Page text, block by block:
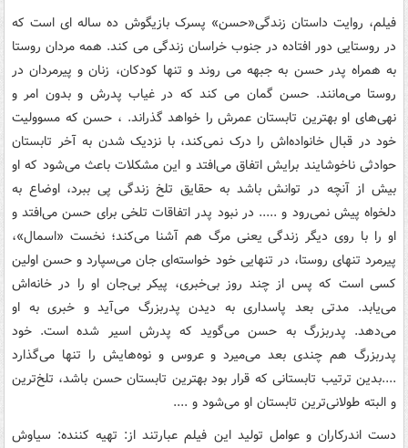
فیلم، روایت داستان زندگی«حسن» پسرک بازیگوش ده ساله ای است که
در روستایی دور افتاده در جنوب خراسان زندگی می کند. همه مردان روستا
به همراه پدر حسن به جبهه می روند و تنها کودکان، زنان و پیرمردان در
روستا می‌مانند. حسن گمان می کند که در غیاب پدرش و بدون امر و
نهی‌های او بهترین تابستان عمرش را خواهد گذراند. ، حسن که مسوولیت
خود در قبال خانواده‌اش را درک نمی‌کند، با نزدیک شدن به آخر تابستان
حوادثی ناخوشایند برایش اتفاق می‌افتد و این مشکلات باعث می‌شود که او
بیش از آنچه در توانش باشد به حقایق تلخ زندگی پی ‌ببرد، اوضاع به
دلخواه پیش نمی‌رود و ..... در نبود پدر اتفاقات تلخی برای حسن می‌افتد و
او را با روی دیگر زندگی یعنی مرگ هم آشنا می‌کند؛ نخست «اسمال»،
پیرمرد تنهای روستا، در تنهایی خود خواسته‌ای جان می‌سپارد و حسن اولین
کسی است که پس از چند روز بی‌خبری، پیکر بی‌جان او را در خانه‌اش
می‌یابد. مدتی بعد پاسداری به دیدن پدربزرگ می‌آید و خبری به او
می‌دهد. پدربزرگ به حسن می‌گوید که پدرش اسیر شده است. خود
پدربزرگ هم چندی بعد می‌میرد و عروس و نوه‌هایش را تنها می‌گذارد
....بدین ترتیب تابستانی که قرار بود بهترین تابستان حسن باشد، تلخ‌ترین
و البته طولانی‌ترین تابستان او می‌شود و ....
دست اندرکاران و عوامل تولید این فیلم عبارتند از: تهیه کننده: سیاوش